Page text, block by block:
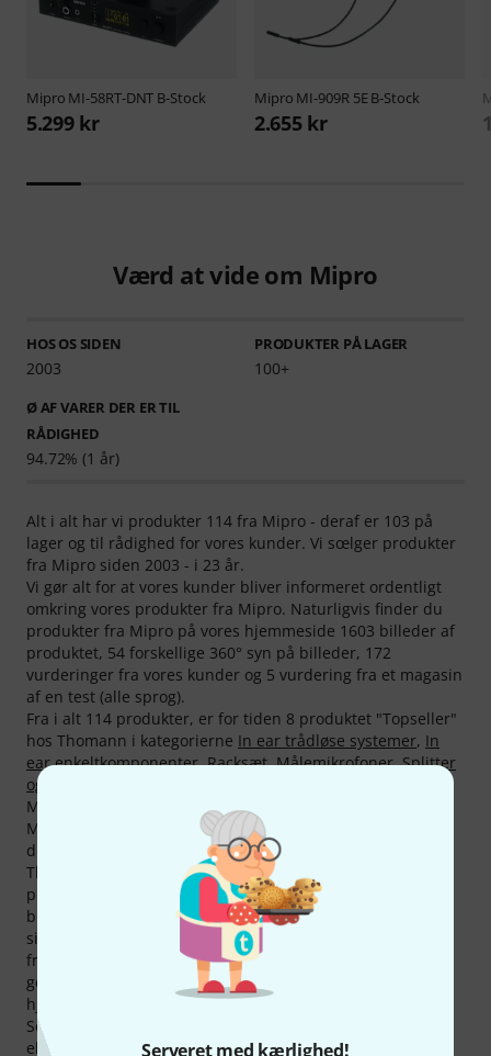
Serveret med kærlighed!
Mipro MI-58RT-DNT B-Stock
5.299 kr
Mipro MI-909R 5E B-Stock
2.655 kr
Værd at vide om Mipro
HOS OS SIDEN
2003
PRODUKTER PÅ LAGER
100+
Ø AF VARER DER ER TIL
RÅDIGHED
94.72% (1 år)
Alt i alt har vi produkter 114 fra Mipro - deraf er 103 på
lager og til rådighed for vores kunder. Vi sœlger produkter
fra Mipro siden 2003 - i 23 år.
Vi gør alt for at vores kunder bliver informeret ordentligt
omkring vores produkter fra Mipro. Naturligvis finder du
produkter fra Mipro på vores hjemmeside 1603 billeder af
produktet, 54 forskellige 360° syn på billeder, 172
vurderinger fra vores kunder og 5 vurdering fra et magasin
af en test (alle sprog).
Fra i alt 114 produkter, er for tiden 8 produktet "Topseller"
hos Thomann i kategorierne In ear trådløse systemer, In
ear enkeltkomponenter,Racksæt,Målemikrofoner,Splitter
og Combiner
Mipro yder på der produkter normalt kun 2 års garanti.
Men med den ekstra et års års garanti fra Thomann, har
du en ekstra "sikkerhed" oveni.
Thomann er også den billigste, når det drejer sig om
produkter fra Mipro. Thomann er nœsten altid den
billigste - billigere end de fleste udbydere. Alene i de
sidste 3 måneder har vi sat priserne ned på 22 produkter
fra Mipro. Glem ikke at se på vores hjemmeside vores
geniale set-tilbud også er Creative Bundles på vores
hjemmeside.
Selvfølgelig har vi også på produkter fra Mipro vores
eksklusive 30-dages-penge garanti, 3 års garanti og ekstra